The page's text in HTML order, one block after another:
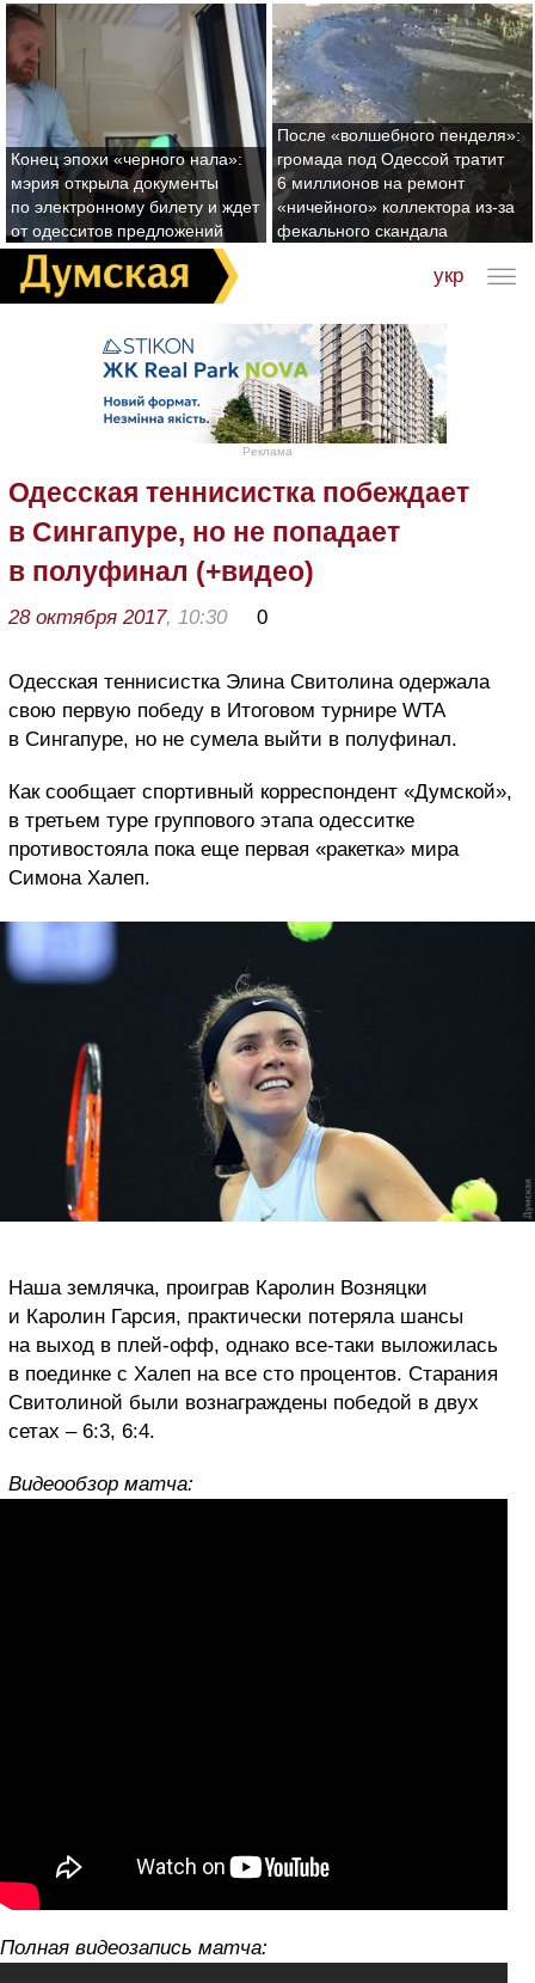
Конец эпохи «черного нала»:
мэрия открыла документы
по электронному билету и ждет
от одесситов предложений
После «волшебного пенделя»:
громада под Одессой тратит
6 миллионов на ремонт
«ничейного» коллектора из-за
фекального скандала
укр
Реклама
Одесская теннисистка побеждает
в Сингапуре, но не попадает
в полуфинал (+видео)
28 октября 2017, 10:30 0
Одесская теннисистка Элина Свитолина одержала
свою первую победу в Итоговом турнире WTA
в Сингапуре, но не сумела выйти в полуфинал.
Как сообщает спортивный корреспондент «Думской»,
в третьем туре группового этапа одесситке
противостояла пока еще первая «ракетка» мира
Симона Халеп.
Наша землячка, проиграв Каролин Возняцки
и Каролин Гарсия, практически потеряла шансы
на выход в плей-офф, однако все-таки выложилась
в поединке с Халеп на все сто процентов. Старания
Свитолиной были вознаграждены победой в двух
сетах – 6:3, 6:4.
Видеообзор матча:
Полная видеозапись матча: